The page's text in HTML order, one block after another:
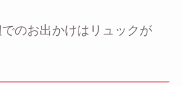
のお出かけはリュックが